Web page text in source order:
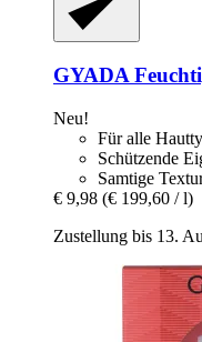
GYADA
Neu!
Für alle
Schützende
Samtige
€ 9,98 (€ 199,60 / l)
Zustellung bis 13.